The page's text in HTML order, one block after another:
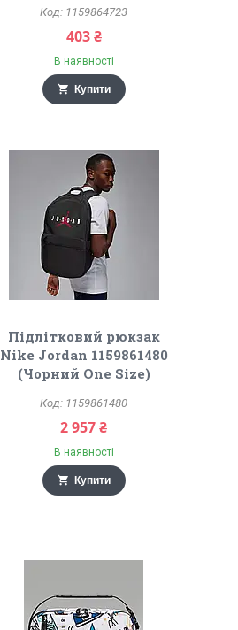
1159864723
403 ₴
В наявності
Купити
Підлітковий рюкзак
Nike Jordan 1159861480
(Чорний One Size)
1159861480
2 957 ₴
В наявності
Купити